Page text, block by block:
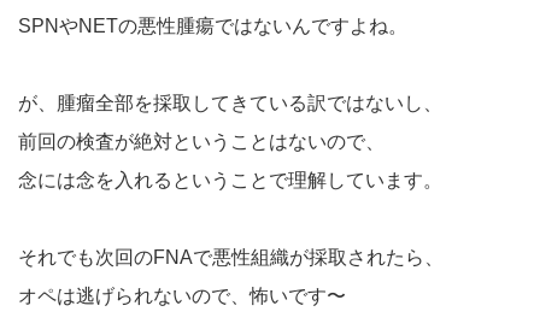
SPNやNETの悪性腫瘍ではないんですよね。
が、腫瘤全部を採取してきている訳ではないし、
前回の検査が絶対ということはないので、
念には念を入れるということで理解しています。
それでも次回のFNAで悪性組織が採取されたら、
オペは逃げられないので、怖いです〜